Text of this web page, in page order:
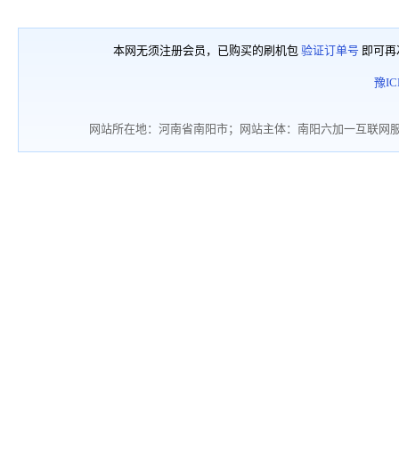
本网无须注册会员，已购买的刷机包 验证订单号 即可
豫
网站所在地：河南省南阳市；网站主体：南阳六加一互联